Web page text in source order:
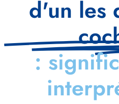
d'un les
: